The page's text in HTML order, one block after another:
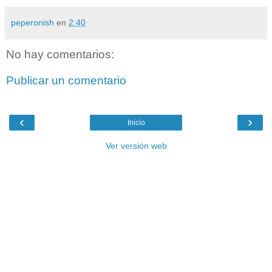
peperonish en 2:40
No hay comentarios:
Publicar un comentario
‹ ›
Inicio
Ver versión web